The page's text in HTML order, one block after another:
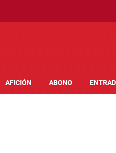
AFICIÓN ABONO